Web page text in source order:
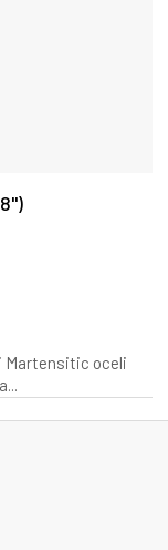
Martensitic oceli